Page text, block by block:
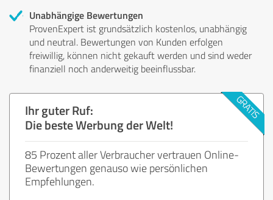
Unabhängige Bewertungen
ProvenExpert ist grundsätzlich kostenlos, unabhängig
und neutral. Bewertungen von Kunden erfolgen
freiwillig, können nicht gekauft werden und sind weder
finanziell noch anderweitig beeinflussbar.
Ihr guter Ruf:
Die beste Werbung der Welt!
85 Prozent aller Verbraucher vertrauen Online-
Bewertungen genauso wie persönlichen
Empfehlungen.